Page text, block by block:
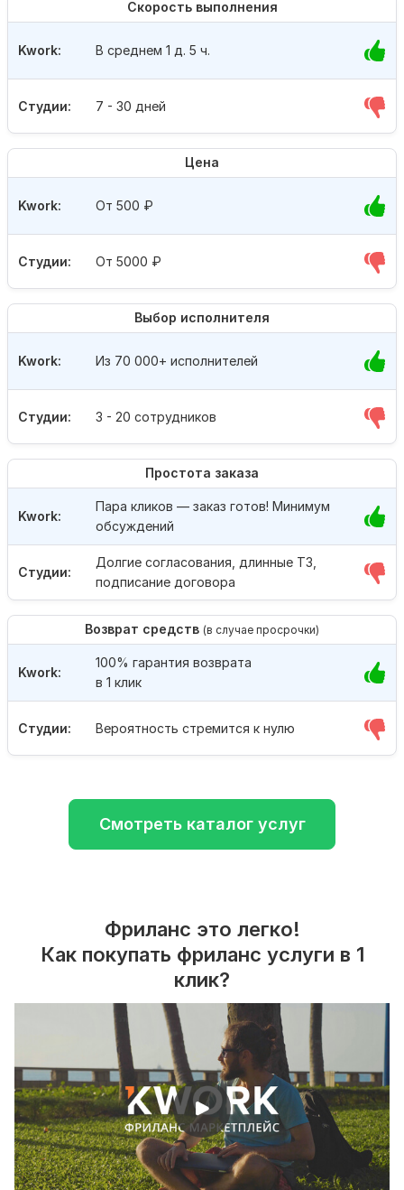
Скорость выполнения
Студии: 7 - 30 дней
Kwork: В среднем 1 д. 5 ч.
Цена
Студии: От 5000 ₽
Kwork: От 500 ₽
Выбор исполнителя
Студии: 3 - 20 сотрудников
Kwork: Из 70 000+ исполнителей
Простота заказа
Студии:
Долгие согласования, длинные ТЗ,
подписание договора
Kwork:
Пара кликов — заказ готов! Минимум
обсуждений
Возврат средств (в случае просрочки)
Студии: Вероятность стремится к нулю
Kwork:
100% гарантия возврата
в 1 клик
Смотреть каталог услуг
Фриланс это легко!
Как покупать фриланс услуги в 1
клик?